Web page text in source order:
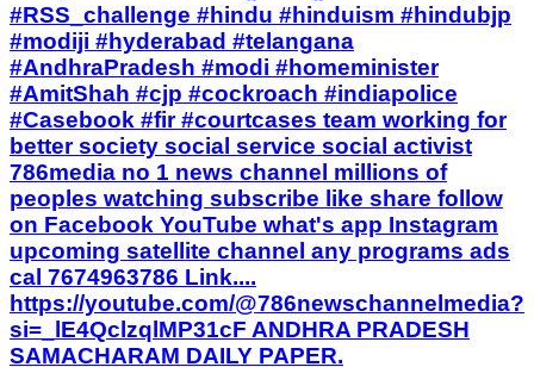
#RSS_challenge #hindu #hinduism #hindubjp
#modiji #hyderabad #telangana
#AndhraPradesh #modi #homeminister
#AmitShah #cjp #cockroach #indiapolice
#Casebook #fir #courtcases team working for
better society social service social activist
786media no 1 news channel millions of
peoples watching subscribe like share follow
on Facebook YouTube what's app Instagram
upcoming satellite channel any programs ads
cal 7674963786 Link....
https://youtube.com/@786newschannelmedia?
si=_lE4QclzqlMP31cF ANDHRA PRADESH
SAMACHARAM DAILY PAPER.